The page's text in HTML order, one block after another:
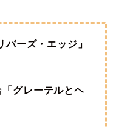
バーズ・エッジ」
「グレーテルとヘ